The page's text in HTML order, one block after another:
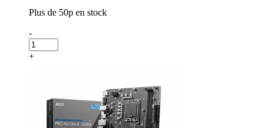
Plus de 50p en stock
-
+